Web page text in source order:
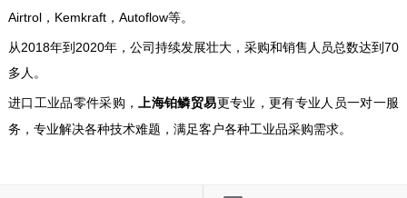
Airtrol，Kemkraft，Autoflow等。
从2018年到2020年，公司持续发展壮大，采购和销售人员总数达到70
多人。
进口工业品零件采购， 上海铂鳞贸易更专业，更有专业人员一对一服
务，专业解决各种技术难题，满足客户各种工业品采购需求。